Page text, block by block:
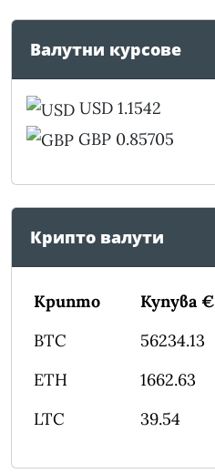
Валутни курсове
USD 1.1542
GBP 0.85705
Крипто валути
Крипто Купува €
BTC
56234.13
ETH
1662.63
LTC
39.54